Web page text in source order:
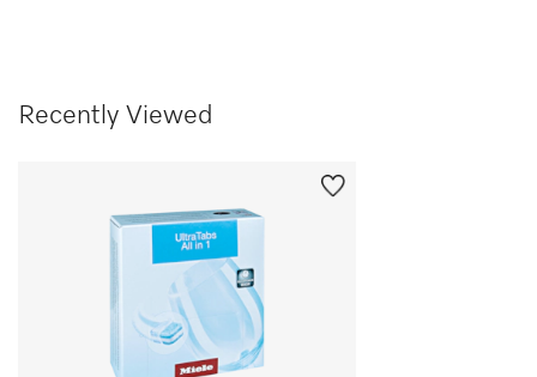
Recently Viewed